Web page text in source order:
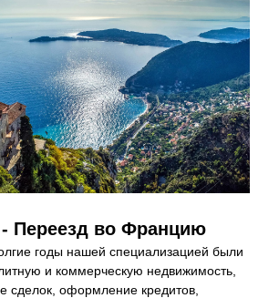
- Переезд во Францию
годы нашей специализацией были
и коммерческую недвижимость,
сделок, оформление кредитов,